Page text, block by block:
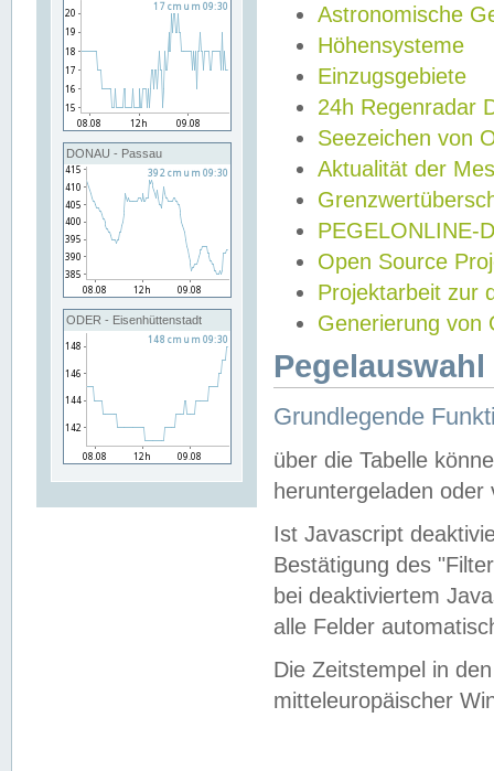
DONAU - Passau
ODER - Eisenhüttenstadt
Astronomische
Höhensysteme
Einzugsgebiete
24h Regenradar
Seezeichen von
Aktualität der
PEGELONLINE-
Open Source
Projektarbeit zur
Generierung von
Grundlegende
über die Tabelle
heruntergeladen oder
Ist Javascript
Bestätigung des
bei deaktiviertem
alle Felder
Die Zeitstempel in
mitteleuropäischer